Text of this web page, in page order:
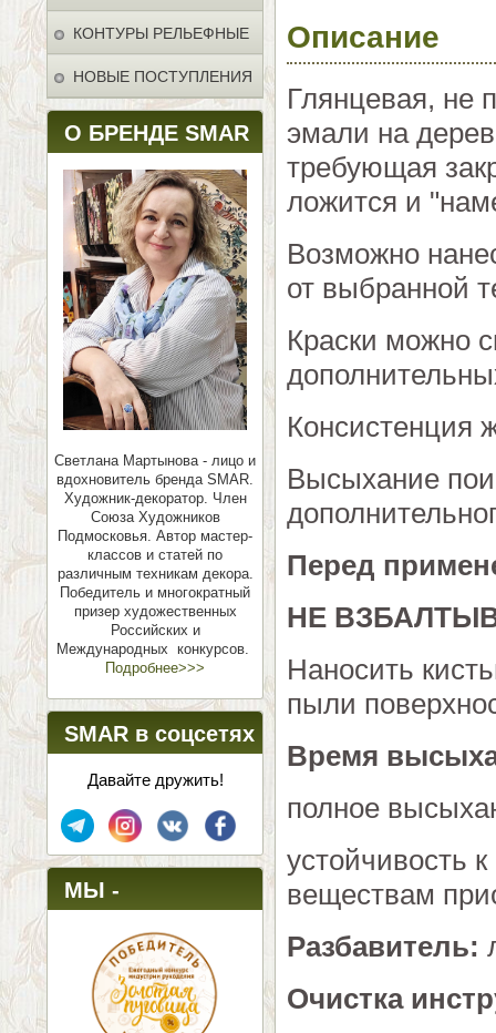
КОНТУРЫ РЕЛЬЕФНЫЕ
НОВЫЕ ПОСТУПЛЕНИЯ
О БРЕНДЕ SMAR
Светлана Мартынова - лицо и
вдохновитель бренда SMAR.
Художник-декоратор. Член
Союза Художников
Подмосковья. Автор мастер-
классов и статей по
различным техникам декора.
Победитель и многократный
призер художественных
Российских и
Международных конкурсов.
Подробнее>>>
SMAR в соцсетях
Давайте дружить!
МЫ -
ПОБЕДИТЕЛИ!
Описание
Глянцевая, не
эмали на
требующая
ложится и
Возможно
от выбранной
Краски можно
Консистенция
Высыхание
Перед
НЕ
Наносить
пыли
Время
полное
устойчивость
веществам
Разбавитель:
Очистка